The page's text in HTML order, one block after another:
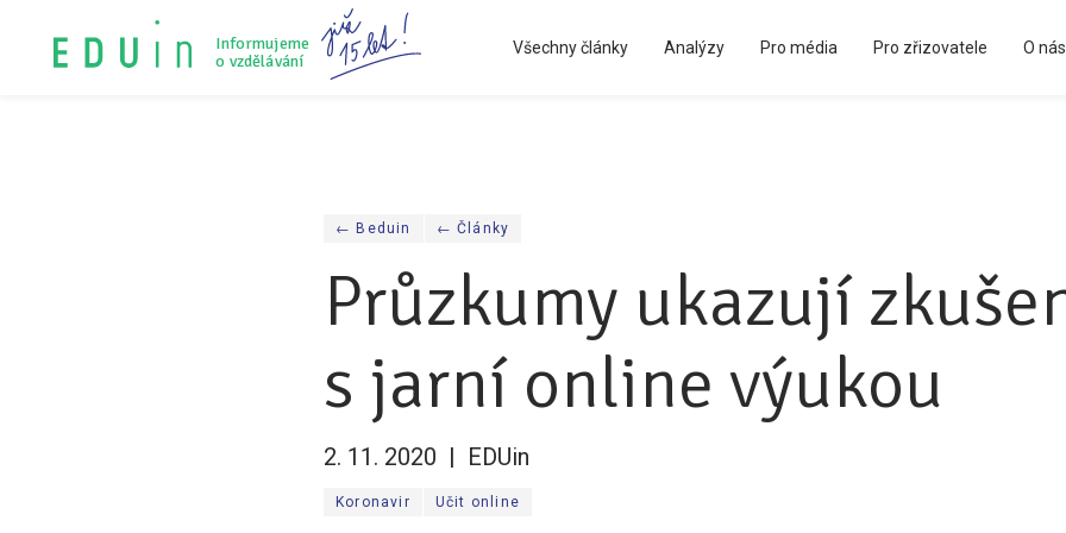
Informujeme
o vzdělávání
Všechny články Analýzy Pro média Pro zřizovatele O nás
← Beduin ← Články
Průzkumy ukazují
s jarní online výukou
2. 11. 2020 EDUin
Koronavir Učit online